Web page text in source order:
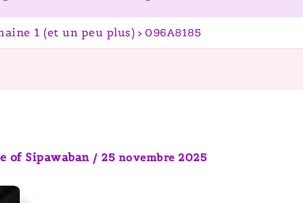
1 (et un peu plus) 096A8185
of Sipawaban / 25 novembre 2025